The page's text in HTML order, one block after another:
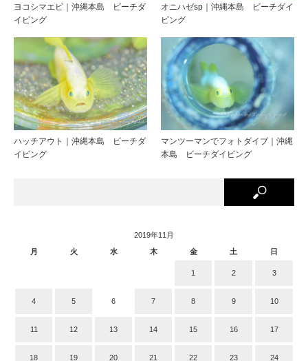
ヨコシマエビ｜沖縄本島 ビーチダ
イビング
オニハゼsp｜沖縄本島 ビーチダイ
ビング
ハッチアウト｜沖縄本島 ビーチダ
イビング
マンツーマンでフォトダイブ｜沖縄
本島 ビーチダイビング
2019年11月
月
火 水 木 金 土 日
1 2 3
4 5 6 7 8 9 10
11 12 13 14 15 16 17
18 19 20 21 22 23 24